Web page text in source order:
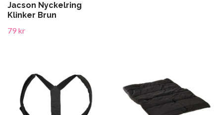
Jacson Nyckelring
Klinker Brun
79 kr